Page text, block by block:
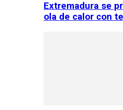
Extremadura se
ola de calor con